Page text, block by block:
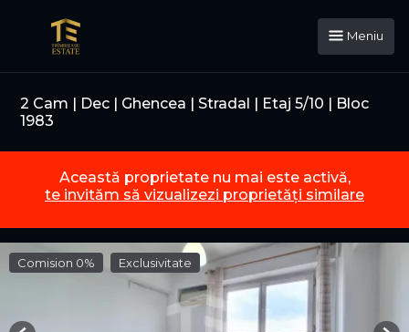
Meniu
2 Cam | Dec | Ghencea | Stradal | Etaj 5/10 | Bloc
1983
Această proprietate nu mai este activă,
te invităm să vizualizezi proprietăți similare
Comision 0% Exclusivitate